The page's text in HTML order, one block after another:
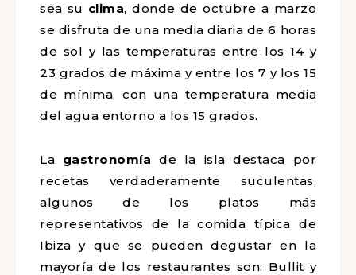
sea su clima, donde de octubre a marzo
se disfruta de una media diaria de 6 horas
de sol y las temperaturas entre los 14 y
23 grados de máxima y entre los 7 y los 15
de mínima, con una temperatura media
del agua entorno a los 15 grados.
La gastronomía de la isla destaca por
recetas verdaderamente suculentas,
algunos de los platos más
representativos de la comida típica de
Ibiza y que se pueden degustar en la
mayoría de los restaurantes son: Bullit y